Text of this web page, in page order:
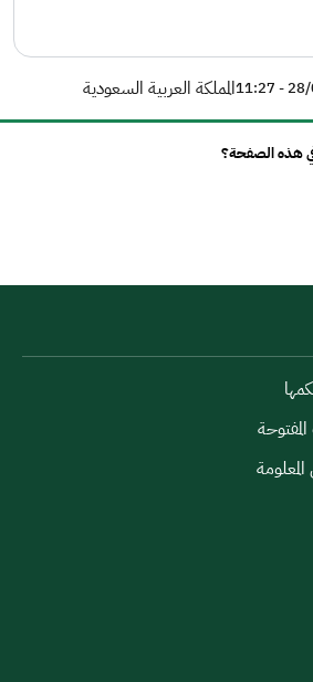
28/ المملكة العربية السعودية
هذه الصفحة؟